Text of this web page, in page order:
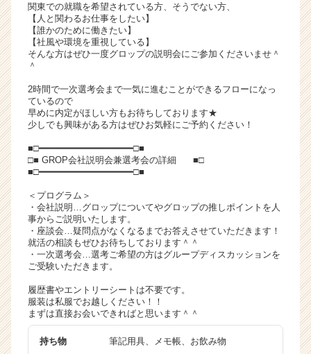
ト
が
届
く
活
イ
ト
ア
キ
リ
ア
（C
h
e
r
C
a
e
関東での就職を希望されている方、そうでない方、
【人と関わるお仕事をしたい】
【誰かのために働きたい】
【社風や環境を重視している】
そんな方はぜひ一度グロップの説明会にご参加くださいませ＾
＾
2時間で一次選考会まで一気に進むことができるフローになっ
ているので
早めに内定がほしい方もお待ちしております★
少しでも興味がある方はぜひお気軽にご予約ください！
■□━━━━━━━━━━━━━━━━━□■
□■ GROP会社説明会兼選考会の詳細 ■□
■□━━━━━━━━━━━━━━━━━□■
＜プログラム＞
・会社説明…グロップについてやグロップの推しポイントを人
事からご説明いたします。
・座談会…疑問点がなくなるまでお答えさせていただきます！
就活の相談もぜひお待ちしております＾＾
・一次選考会…選考ご希望の方はグループディスカッションを
ご受験いただきます。
履歴書やエントリーシートは不要です。
服装は私服でお越しください！！
まずは直接お会いできればと思います＾＾
持ち物 筆記用具、メモ帳、お飲み物